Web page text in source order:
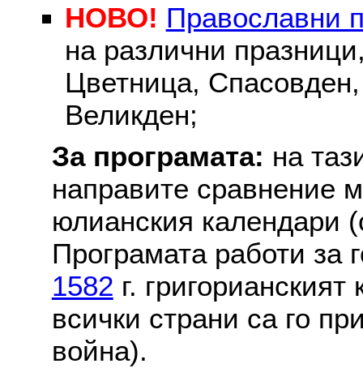
НОВО! Православни
на различни
Цветница, Спасовден,
Великден;
За програмата: на
направите сравнение
юлианския календари
Програмата работи за
1582 г.
всички страни са го
война).